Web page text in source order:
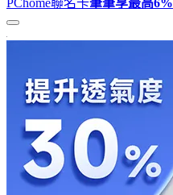
PChome聯名卡筆筆享最高6%